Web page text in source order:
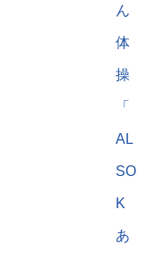
ん
体
操
「
AL
SO
K
あ